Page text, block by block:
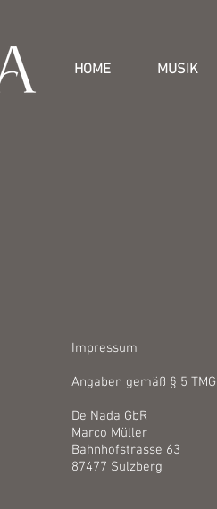
HOME MUSIK
Impressum
Angaben gemäß § 5 TMG
De Nada GbR
Marco Müller
Bahnhofstrasse 63
87477 Sulzberg